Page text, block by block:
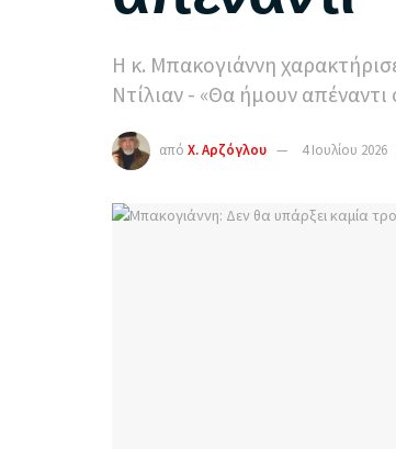
Η κ. Μπακογιάννη
Ντίλιαν - «Θα ήμουν απέναντι
από Χ. Αρζόγλου 4 Ιουλίου 2026